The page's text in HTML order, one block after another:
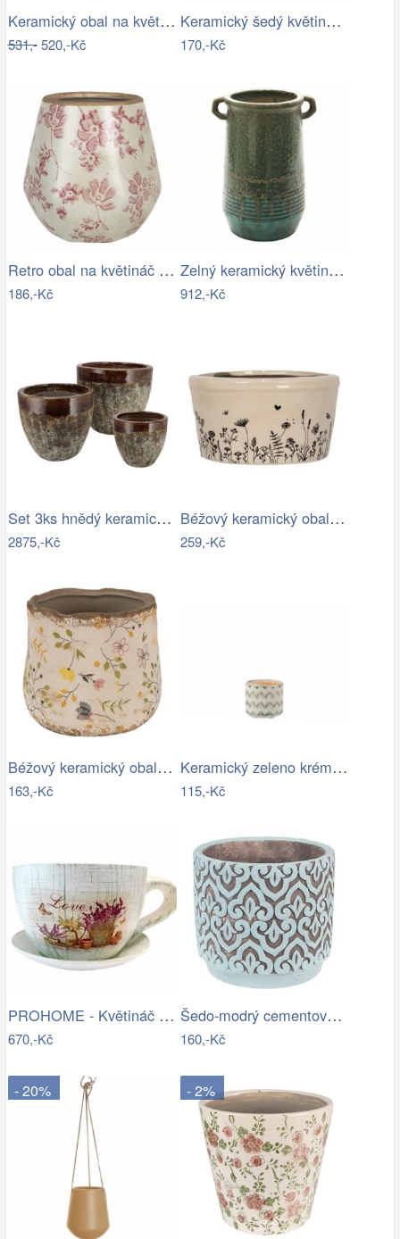
Keramický obal na květináč s růžovými…
531,-520,-Kč
Keramický šedý květináč v antickém…
170,-Kč
Retro obal na květináč s růžovými květy…
186,-Kč
Zelný keramický květináč/váza s uchy…
912,-Kč
Set 3ks hnědý keramický květináč…
2875,-Kč
Béžový keramický obal na květináč s…
259,-Kč
Béžový keramický obal na květináč se…
163,-Kč
Keramický zeleno krémový květináč se…
115,-Kč
PROHOME - Květináč hrnek Levandule
670,-Kč
Šedo-modrý cementový obal na květináč s…
160,-Kč
- 20% - 2%